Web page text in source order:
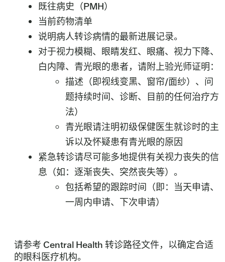
既往病史（PMH）
当前药物清单
说明病人转诊病情的最新进展记录。
对于视力模糊、眼睛发红、眼痛、视力下降、
白内障、青光眼的患者，请附上验光师证明：
描述（即视线变黑、窗帘/面纱）、问
题持续时间、诊断、目前的任何治疗方
法）
青光眼请注明初级保健医生就诊时的主
诉以及怀疑患有青光眼的原因
紧急转诊请尽可能多地提供有关视力丧失的信
息（如：逐渐丧失、突然丧失等）。
包括希望的跟踪时间（即：当天申请、
一周内申请、下次申请）
请参考 Central Health 转诊路径文件，以确定合适
的眼科医疗机构。